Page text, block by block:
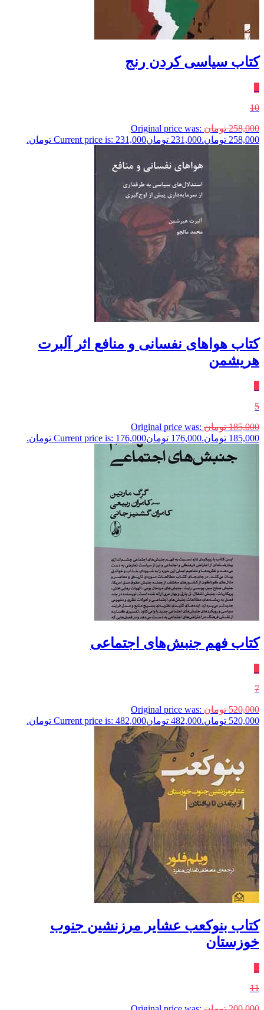
کتاب سیاسی کردن رنج
10
258,000 تومان Original price was:
258,000 تومان.
231,000 تومانCurrent price is: 231,000 تومان.
کتاب هواهای نفسانی و منافع اثر آلبرت
هریشمن
5
185,000 تومان Original price was:
185,000 تومان.
176,000 تومانCurrent price is: 176,000 تومان.
کتاب فهم جنبش‌های اجتماعی
7
520,000 تومان Original price was:
520,000 تومان.
482,000 تومانCurrent price is: 482,000 تومان.
کتاب بنوکعب عشایر مرزنشین جنوب
خوزستان
11